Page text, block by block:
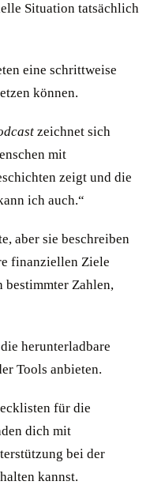
Situation tatsächlich
eine schrittweise
können.
zeichnet sich
mit
zeigt und die
ich auch.“
aber sie beschreiben
finanziellen Ziele
Zahlen,
herunterladbare
Tools anbieten.
für die
dich mit
bei der
kannst.